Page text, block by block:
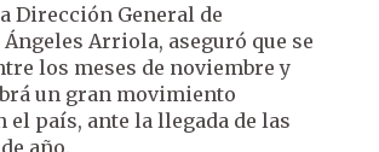
Dirección General de
Arriola, aseguró que se
los meses de noviembre y
un gran movimiento
país, ante la llegada de las
año.